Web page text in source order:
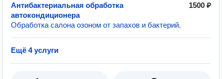
Антибактериальная обработка
автокондиционера
1500 ₽
Обработка салона озоном от запахов и бактерий.
Ещё 4 услуги